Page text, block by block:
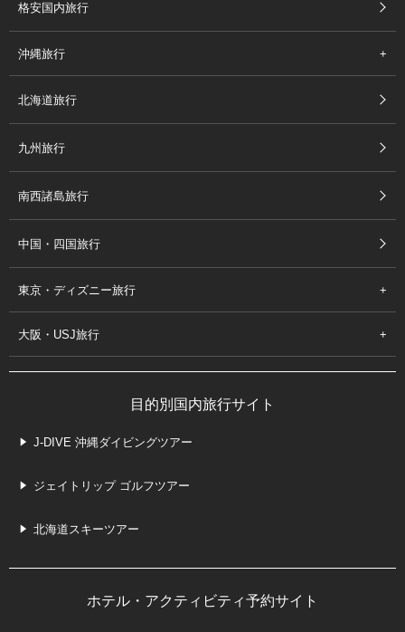
格安国内旅行
沖縄旅行
北海道旅行
九州旅行
南西諸島旅行
中国・四国旅行
東京・ディズニー旅行
大阪・USJ旅行
目的別国内旅行サイト
J-DIVE 沖縄ダイビングツアー
ジェイトリップ ゴルフツアー
北海道スキーツアー
ホテル・アクティビティ予約サイト